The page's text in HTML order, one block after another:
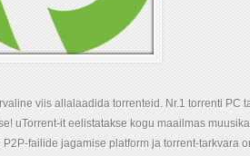
viis allalaadida torrenteid. Nr.1 torrenti PC
uTorrent-it eelistatakse kogu maailmas
failide jagamise platform ja torrent-tarkvara